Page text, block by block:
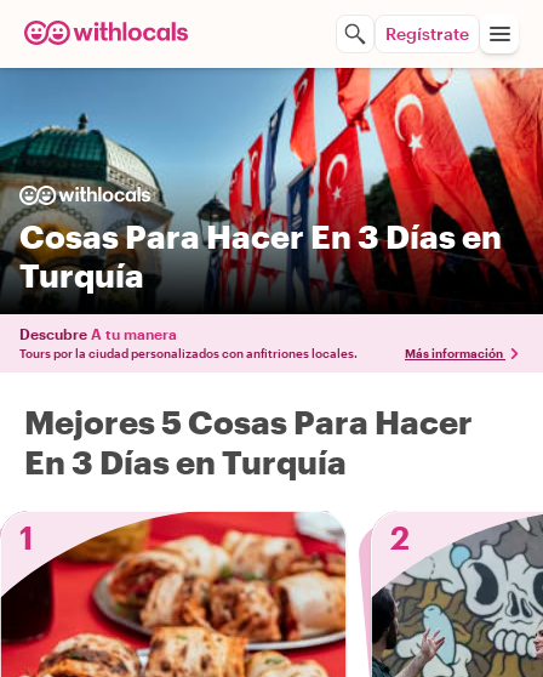
Regístrate
Cosas Para Hacer En 3 Días en
Turquía
Descubre A tu manera
Tours por la ciudad personalizados con anfitriones locales. Más información
Mejores 5 Cosas Para Hacer
En 3 Días en Turquía
1
2